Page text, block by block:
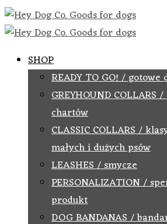
SHOP
READY TO GO! / gotowe
GREYHOUND
chartów
CLASSIC COLLARS /
małych i dużych psów
LEASHES / smycze
PERSONALIZATION /
produkt
DOG BANDANAS /